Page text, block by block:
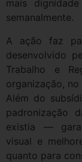
mais
semanalmente.
A ação faz
desenvolvido
Trabalho e
organização,
Além do
padronização
existia —
visual e
quanto para